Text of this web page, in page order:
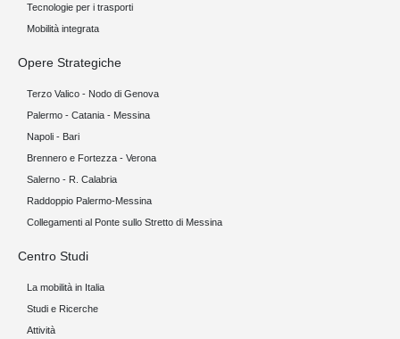
Tecnologie per i trasporti
Mobilità integrata
Opere Strategiche
Terzo Valico - Nodo di Genova
Palermo - Catania - Messina
Napoli - Bari
Brennero e Fortezza - Verona
Salerno - R. Calabria
Raddoppio Palermo-Messina
Collegamenti al Ponte sullo Stretto di Messina
Centro Studi
La mobilità in Italia
Studi e Ricerche
Attività